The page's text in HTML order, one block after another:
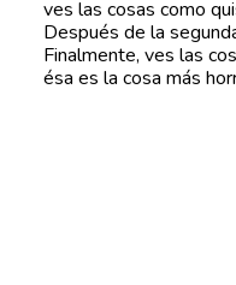
ves las cosas como
Después de la
Finalmente, ves las
ésa es la cosa más